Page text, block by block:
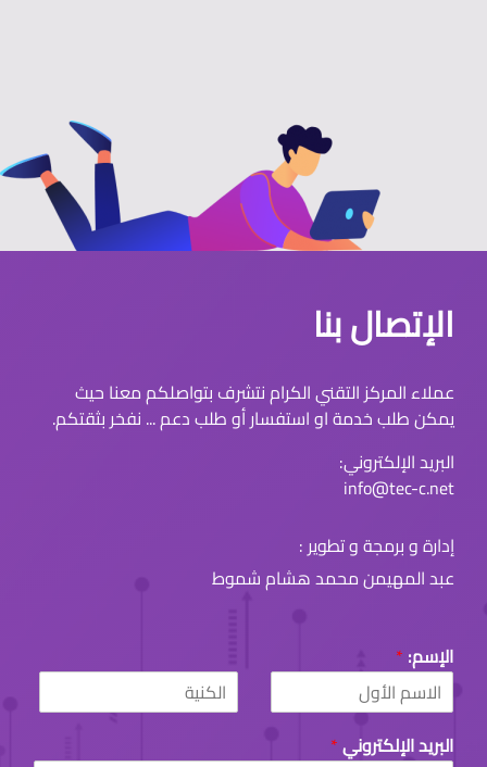
الإتصال بنا
عملاء المركز التقني الكرام نتشرف بتواصلكم معنا حيث
يمكن طلب خدمة او استفسار أو طلب دعم ... نفخر بثقتكم.
البريد الإلكتروني:
info@tec-c.net
إدارة و برمجة و تطوير :
عبد المهيمن محمد هشام شموط
الإسم: *
F
i
r
L
s البريد الإلكتروني*